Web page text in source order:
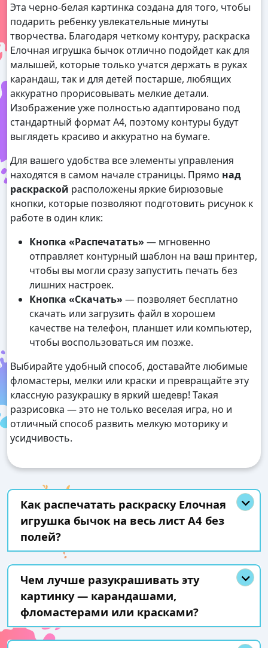
Эта черно-белая картинка создана для того, чтобы
подарить ребенку увлекательные минуты
творчества. Благодаря четкому контуру, раскраска
Елочная игрушка бычок отлично подойдет как для
малышей, которые только учатся держать в руках
карандаш, так и для детей постарше, любящих
аккуратно прорисовывать мелкие детали.
Изображение уже полностью адаптировано под
стандартный формат А4, поэтому контуры будут
выглядеть красиво и аккуратно на бумаге.
Для вашего удобства все элементы управления
находятся в самом начале страницы. Прямо над
раскраской расположены яркие бирюзовые
кнопки, которые позволяют подготовить рисунок к
работе в один клик:
Кнопка «Распечатать» — мгновенно
отправляет контурный шаблон на ваш принтер,
чтобы вы могли сразу запустить печать без
лишних настроек.
Кнопка «Скачать» — позволяет бесплатно
скачать или загрузить файл в хорошем
качестве на телефон, планшет или компьютер,
чтобы воспользоваться им позже.
Выбирайте удобный способ, доставайте любимые
фломастеры, мелки или краски и превращайте эту
классную разукрашку в яркий шедевр! Такая
разрисовка — это не только веселая игра, но и
отличный способ развить мелкую моторику и
усидчивость.
Как распечатать раскраску Елочная
игрушка бычок на весь лист А4 без
полей?
Чем лучше разукрашивать эту
картинку — карандашами,
фломастерами или красками?